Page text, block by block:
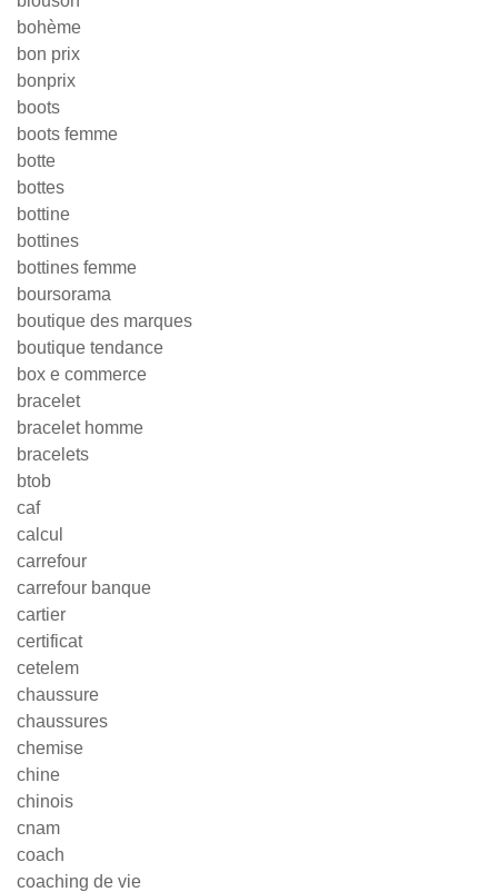
bohème
bon prix
bonprix
boots
boots femme
botte
bottes
bottine
bottines
bottines femme
boursorama
boutique des marques
boutique tendance
box e commerce
bracelet
bracelet homme
bracelets
btob
caf
calcul
carrefour
carrefour banque
cartier
certificat
cetelem
chaussure
chaussures
chemise
chine
chinois
cnam
coach
coaching de vie